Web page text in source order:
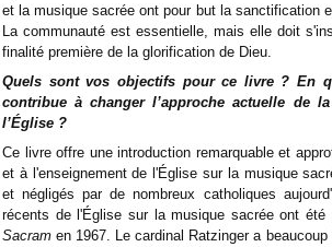
et la musique sacrée ont pour but la sanctification
La communauté est essentielle, mais elle doit
finalité première de la glorification de Dieu.
Quels sont vos objectifs pour ce livre ? En
contribue à changer l’approche actuelle de
l’Église ?
Ce livre offre une introduction remarquable et
et à l'enseignement de l'Église sur la musique
et négligés par de nombreux catholiques
récents de l'Église sur la musique sacrée ont été
Sacram en 1967. Le cardinal Ratzinger a